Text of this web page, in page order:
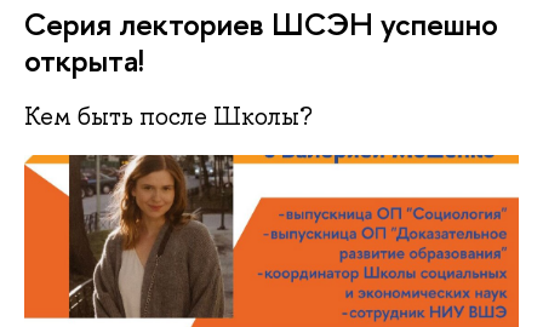
Серия лекториев ШСЭН успешно
открыта!
Кем быть после Школы?